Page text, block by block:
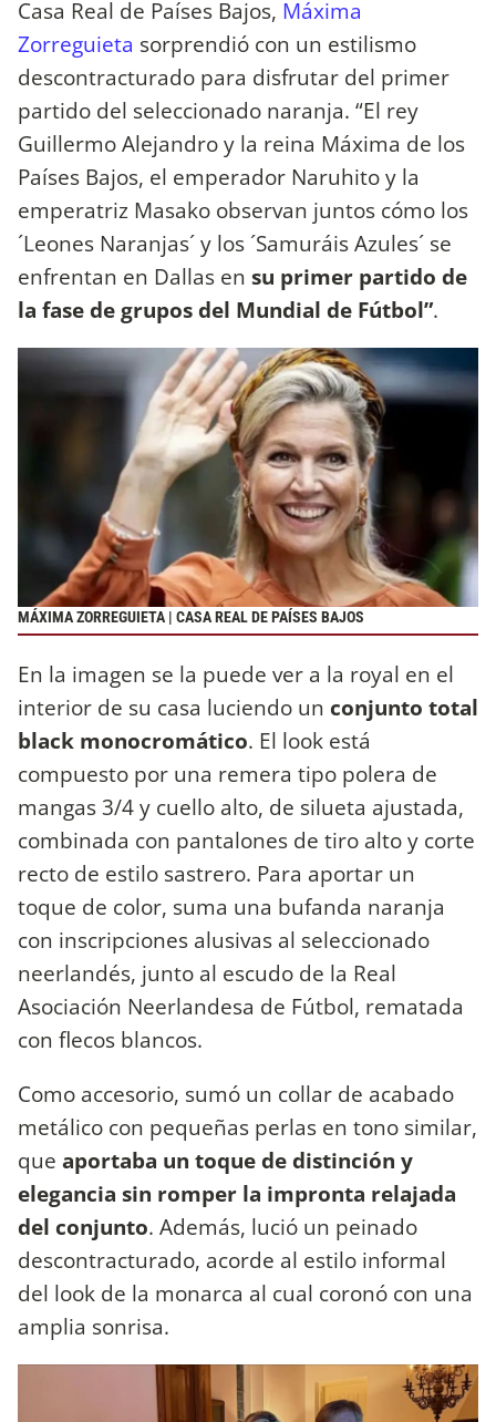
Casa Real de Países Bajos, Máxima
Zorreguieta sorprendió con un estilismo
descontracturado para disfrutar del primer
partido del seleccionado naranja. “El rey
Guillermo Alejandro y la reina Máxima de los
Países Bajos, el emperador Naruhito y la
emperatriz Masako observan juntos cómo los
´Leones Naranjas´ y los ´Samuráis Azules´ se
enfrentan en Dallas en su primer partido de
la fase de grupos del Mundial de Fútbol”.
MÁXIMA ZORREGUIETA | CASA REAL DE PAÍSES BAJOS
En la imagen se la puede ver a la royal en el
interior de su casa luciendo un conjunto total
black monocromático. El look está
compuesto por una remera tipo polera de
mangas 3/4 y cuello alto, de silueta ajustada,
combinada con pantalones de tiro alto y corte
recto de estilo sastrero. Para aportar un
toque de color, suma una bufanda naranja
con inscripciones alusivas al seleccionado
neerlandés, junto al escudo de la Real
Asociación Neerlandesa de Fútbol, rematada
con flecos blancos.
Como accesorio, sumó un collar de acabado
metálico con pequeñas perlas en tono similar,
que aportaba un toque de distinción y
elegancia sin romper la impronta relajada
del conjunto. Además, lució un peinado
descontracturado, acorde al estilo informal
del look de la monarca al cual coronó con una
amplia sonrisa.